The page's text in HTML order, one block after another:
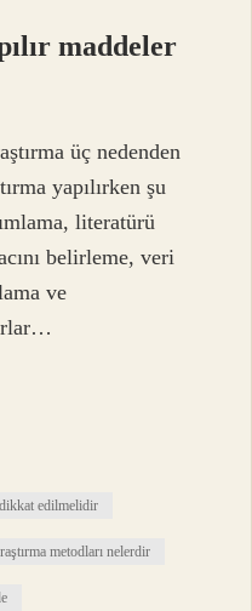
maddeler
üç nedenden
yapılırken şu
literatürü
belirleme, veri
ve
edilmelidir
metodları nelerdir